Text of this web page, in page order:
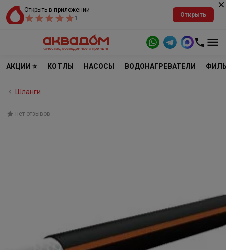
Открыть в приложении
1
Открыть
АКЦИИ ⭐ КОТЛЫ НАСОСЫ ВОДОНАГРЕВАТЕЛИ
Шланги
нет отзывов